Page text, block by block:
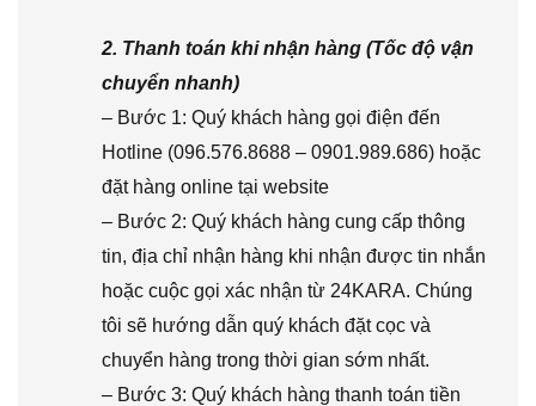
2. Thanh toán khi nhận hàng (Tốc độ vận
chuyển nhanh)
– Bước 1: Quý khách hàng gọi điện đến
Hotline (096.576.8688 – 0901.989.686) hoặc
đặt hàng online tại website
– Bước 2: Quý khách hàng cung cấp thông
tin, địa chỉ nhận hàng khi nhận được tin nhắn
hoặc cuộc gọi xác nhận từ 24KARA. Chúng
tôi sẽ hướng dẫn quý khách đặt cọc và
chuyển hàng trong thời gian sớm nhất.
– Bước 3: Quý khách hàng thanh toán tiền